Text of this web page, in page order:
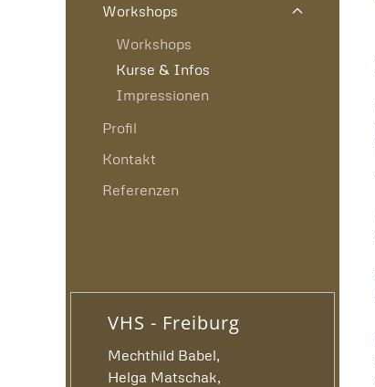
Workshops
Workshops
Kurse & Infos
Impressionen
Profil
Kontakt
Referenzen
VHS - Freiburg
Mechthild Babel,
Helga Matschak,